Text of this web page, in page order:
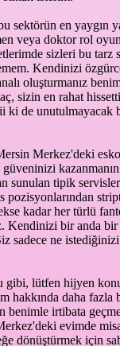
sektörün en yaygın
veya doktor rol
sizleri bu tarz
Kendinizi
oluşturmanız
sizin en rahat
ki de unutulmayacak
Merkez'deki
kazanmanın
sunulan tipik
pozisyonlarından
kadar her türlü
Kendinizi bir anda
sadece ne
gibi, lütfen hijyen
hakkında daha fazla
benimle irtibata
evimde
dönüştürmek için